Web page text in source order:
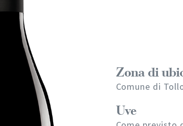
Zona di
Comune di
Uve